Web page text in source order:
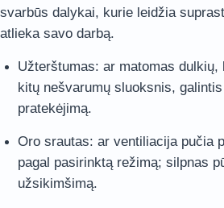
svarbūs dalykai, kurie leidžia
atlieka savo darbą.
Užterštumas: ar matomas dulkių,
kitų nešvarumų sluoksnis,
pratekėjimą.
Oro srautas: ar ventiliacija pučia
pagal pasirinktą režimą; silpnas
užsikimšimą.